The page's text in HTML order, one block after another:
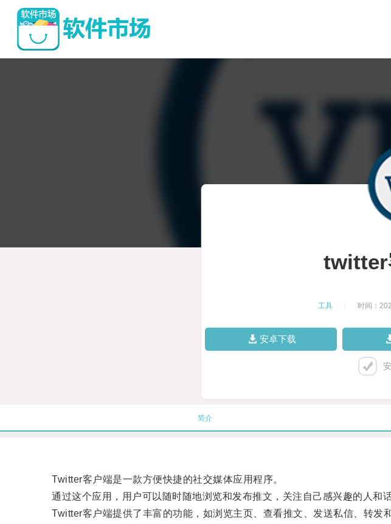
twitter
工具 时间：
安卓下载
简介
Twitter客户端是一款方便快捷的社交媒体应用程序。
通过这个应用，用户可以随时随地浏览和发布推文，关注自己感兴趣的人和话
Twitter客户端提供了丰富的功能，如浏览主页、查看推文、发送私信、转发和